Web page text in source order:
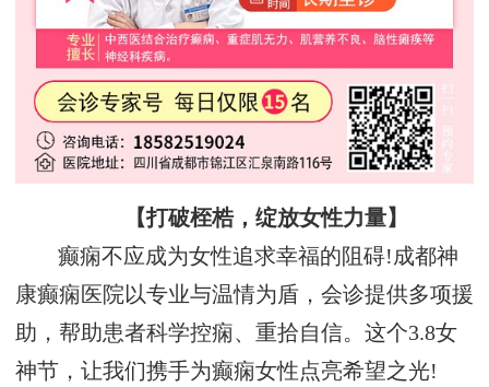
【打破桎梏，绽放女性力量】
癫痫不应成为女性追求幸福的阻碍!成都神
康癫痫医院以专业与温情为盾，会诊提供多项援
助，帮助患者科学控痫、重拾自信。这个3.8女
神节，让我们携手为癫痫女性点亮希望之光!